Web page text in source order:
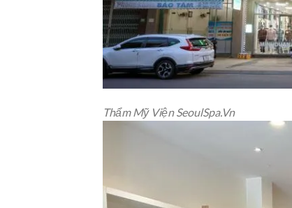
Thẩm Mỹ Viện SeoulSpa.Vn